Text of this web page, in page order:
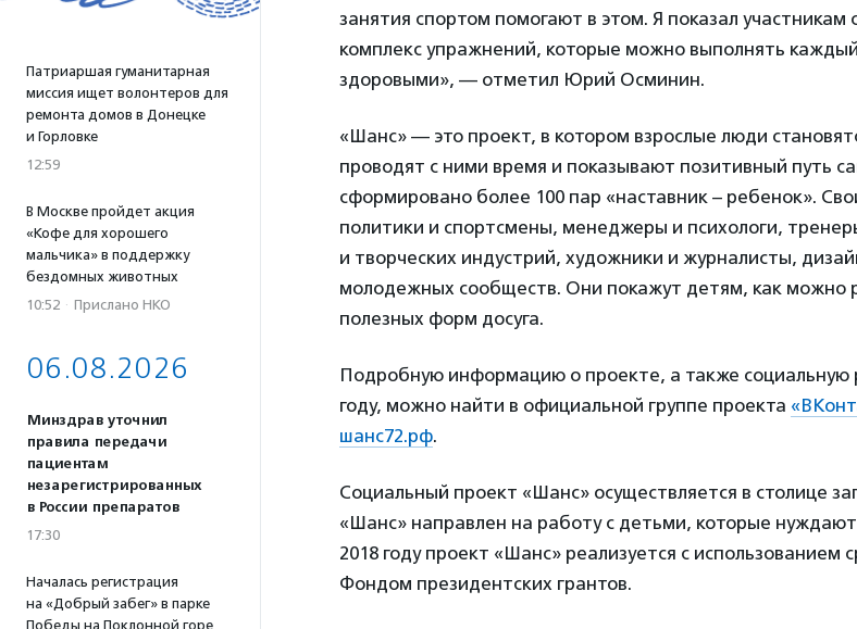
Патриаршая гуманитарная
миссия ищет волонтеров для
ремонта домов в Донецке
и Горловке
12:59
В Москве пройдет акция
«Кофе для хорошего
мальчика» в поддержку
бездомных животных
10:52 · Прислано НКО
06.08.2026
Минздрав уточнил
правила передачи
пациентам
незарегистрированных
в России препаратов
17:30
Началась регистрация
на «Добрый забег» в парке
Победы на Поклонной горе
занятия спортом помогают в этом. Я показал
комплекс упражнений, которые можно выполнять
здоровыми», — отметил Юрий Осминин.
«Шанс» — это проект, в котором взрослые люди
проводят с ними время и показывают позитивный путь
сформировано более 100 пар «наставник – ребенок».
политики и спортсмены, менеджеры и психологи,
и творческих индустрий, художники и журналисты,
молодежных сообществ. Они покажут детям, как можно
полезных форм досуга.
Подробную информацию о проекте, а также социальную
году, можно найти в официальной группе проекта
шанс72.рф.
Социальный проект «Шанс» осуществляется в столице
«Шанс» направлен на работу с детьми, которые
2018 году проект «Шанс» реализуется с использованием
Фондом президентских грантов.